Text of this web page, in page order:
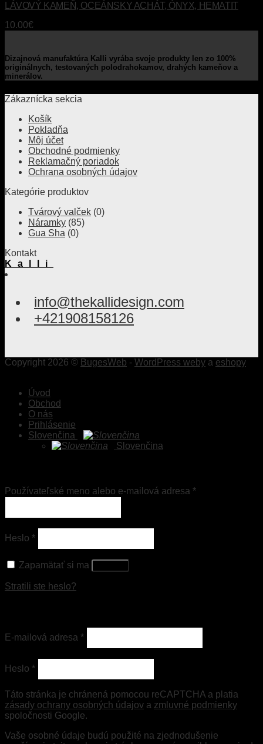
LÁVOVÝ KAMEŇ, OCEÁNSKY ACHÁT, ÓNYX, HEMATIT
10.00€
Dizajnová manufaktúra Kalli vyrába svoje produkty len zo 100%
originálnych, testovaných polodrahokamov, drahých kameňov a
minerálov.
Zákaznícka sekcia
Košík
Pokladňa
Môj účet
Obchodné podmienky
Reklamačný poriadok
Ochrana osobných údajov
Kategórie produktov
Tvárový valček (0)
Náramky (85)
Gua Sha (0)
Kontakt
Kalli
info@thekallidesign.com
+421908158126
Copyright 2026 © BugesWeb - WordPress weby a eshopy
Úvod
Obchod
O nás
Prihlásenie
Slovenčina
Slovenčina
Používateľské meno alebo e-mailová adresa *
Heslo *
Zapamätať si ma
Stratili ste heslo?
E-mailová adresa *
Heslo *
Táto stránka je chránená pomocou reCAPTCHA a platia
zásady ochrany osobných údajov a zmluvné podmienky
spoločnosti Google.
Vaše osobné údaje budú použité na zjednodušenie